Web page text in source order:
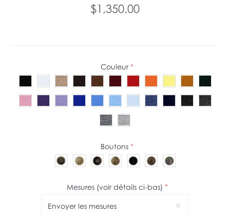
$1,350.00
Couleur *
Boutons *
Mesures (voir détails ci-bas) *